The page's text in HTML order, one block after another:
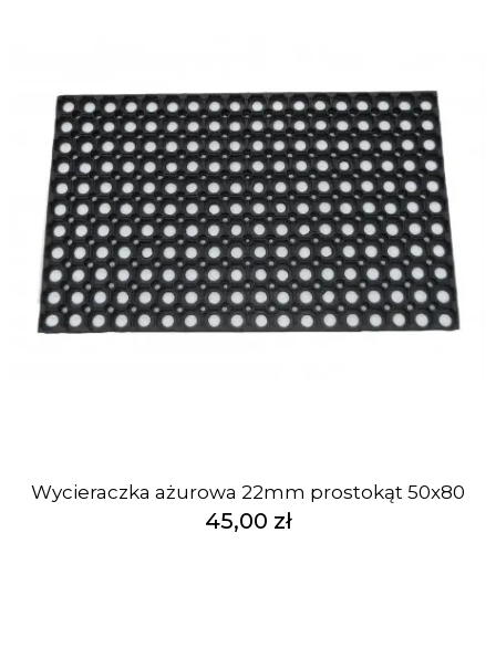
Wycieraczka ażurowa 22mm prostokąt 50x80
45,00 zł